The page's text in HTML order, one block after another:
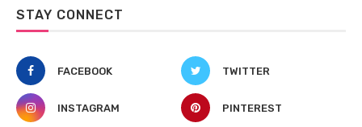
STAY CONNECT
FACEBOOK TWITTER
INSTAGRAM PINTEREST